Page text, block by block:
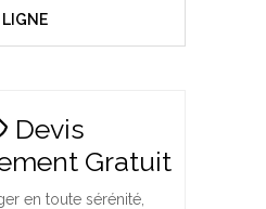
LIGNE
Devis
Gratuit
en toute sérénité,